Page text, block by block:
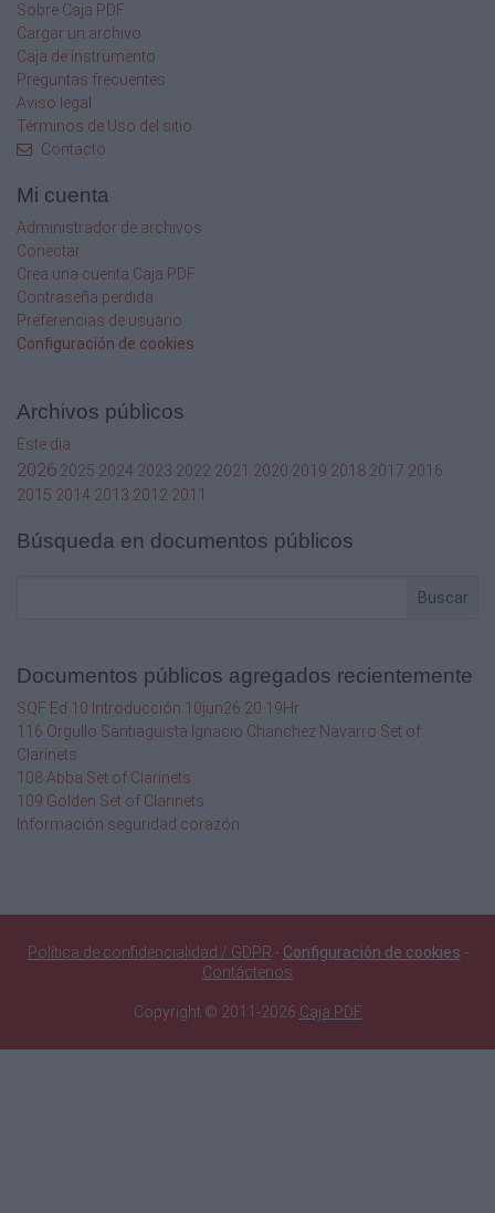
Sobre Caja PDF
Cargar un archivo
Caja de instrumento
Preguntas frecuentes
Aviso legal
Términos de Uso del sitio
Contacto
Mi cuenta
Administrador de archivos
Conectar
Crea una cuenta Caja PDF
Contraseña perdida
Preferencias de usuario
Configuración de cookies
Archivos públicos
Este dia
2026 2025 2024 2023 2022 2021 2020 2019 2018 2017 2016
2015 2014 2013 2012 2011
Búsqueda en documentos públicos
Buscar
Documentos públicos agregados recientemente
SQF Ed 10 Introducción 10jun26 20.19Hr
116 Orgullo Santiaguista Ignacio Chanchez Navarro Set of
Clarinets
108 Abba Set of Clarinets
109 Golden Set of Clarinets
Información seguridad corazón
Política de confidencialidad / GDPR - Configuración de cookies -
Contáctenos
Copyright © 2011-2026 Caja PDF